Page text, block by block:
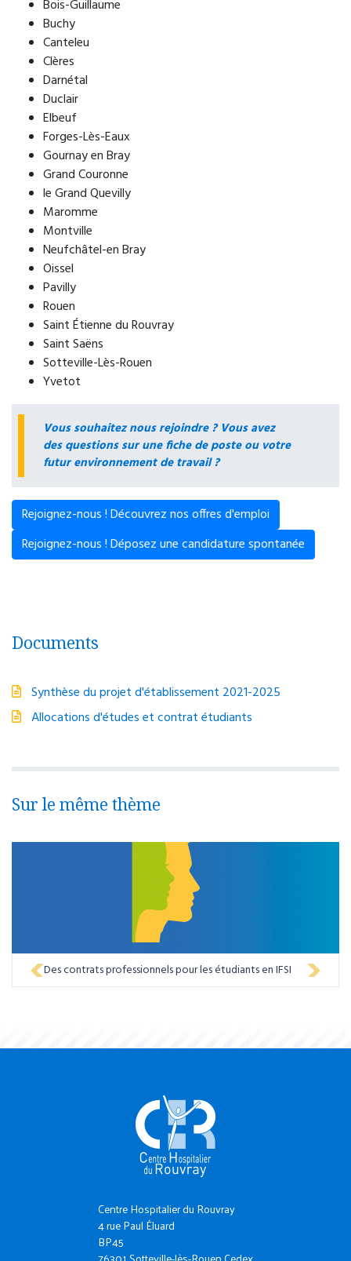
Bois-Guillaume
Buchy
Canteleu
Clères
Darnétal
Duclair
Elbeuf
Forges-Lès-Eaux
Gournay en Bray
Grand Couronne
le Grand Quevilly
Maromme
Montville
Neufchâtel-en Bray
Oissel
Pavilly
Rouen
Saint Étienne du Rouvray
Saint Saëns
Sotteville-Lès-Rouen
Yvetot
Vous souhaitez nous rejoindre ? Vous avez
des questions sur une fiche de poste ou votre
futur environnement de travail ?
Rejoignez-nous ! Découvrez nos offres d'emploi
Rejoignez-nous ! Déposez une candidature spontanée
Documents
Synthèse du projet d'établissement 2021-2025
Allocations d'études et contrat étudiants
Sur le même thème
Des contrats professionnels pour les étudiants en IFSI
Et si c'était vous ? Découvrez votre vie professionnelle si
vous étiez infirmiers au CHR
Centre Hospitalier du Rouvray
4 rue Paul Éluard
BP45